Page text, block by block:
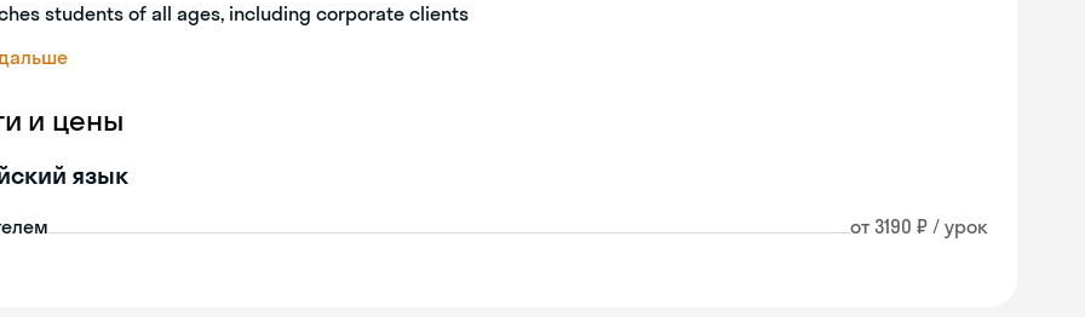
students of all ages, including corporate clients
и цены
язык
от 3190 ₽ / урок